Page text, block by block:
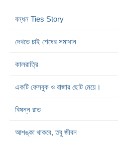
বন্ধন Ties Story
দেখতে চাই শেষের সমাধান
কালরাত্রি
একটি ফেসবুক ও রাজার ছোট মেয়ে।
বিষন্ন রাত
আশঙ্কা থাকবে, তবু জীবন